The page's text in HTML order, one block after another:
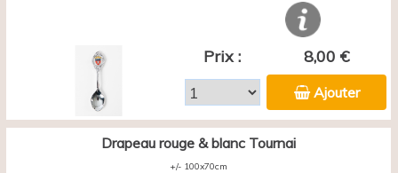
Prix : 8,00 €
Ajouter
Drapeau rouge & blanc Tournai
+/- 100x70cm